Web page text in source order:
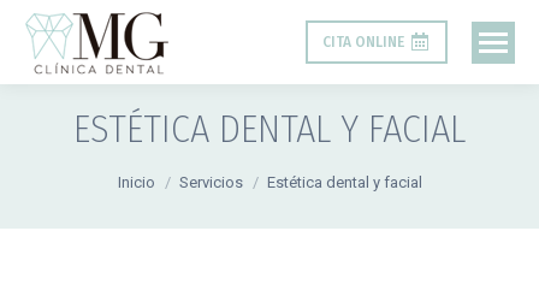
CITA ONLINE
ESTÉTICA DENTAL Y FACIAL
Inicio Servicios Estética dental y facial